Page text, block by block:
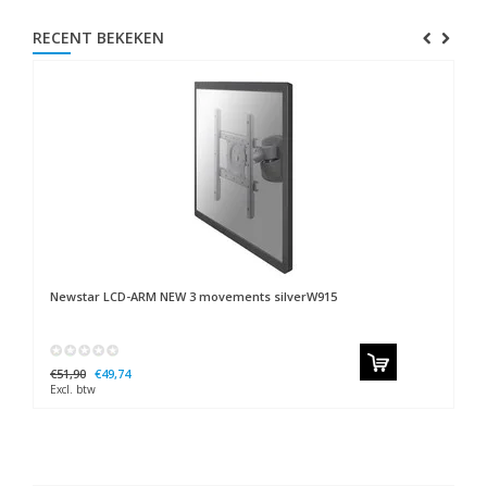
RECENT BEKEKEN
Newstar LCD-ARM NEW 3 movements silverW915
€51,90 €49,74
Excl. btw